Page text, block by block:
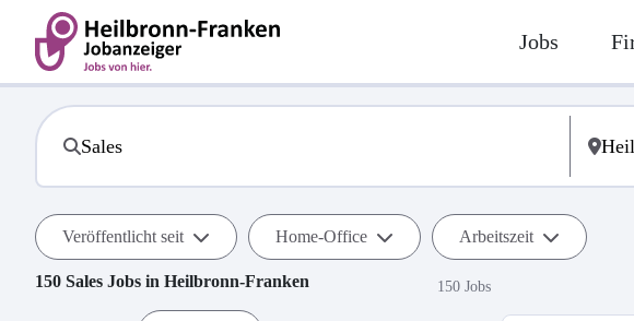
Jobs
Veröffentlicht seit Home-Office Arbeitszeit
150 Sales Jobs in Heilbronn-Franken 150 Jobs